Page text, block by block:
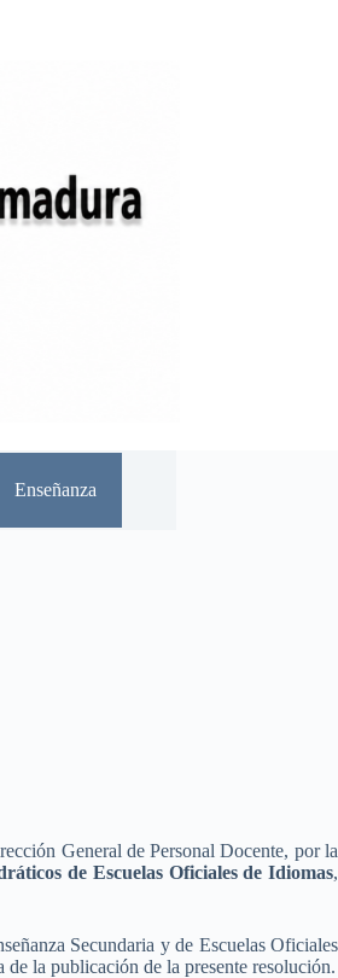
Enseñanza
General de Personal Docente, por la
de Escuelas Oficiales de Idiomas,
Secundaria y de Escuelas Oficiales
de la publicación de la presente resolución.